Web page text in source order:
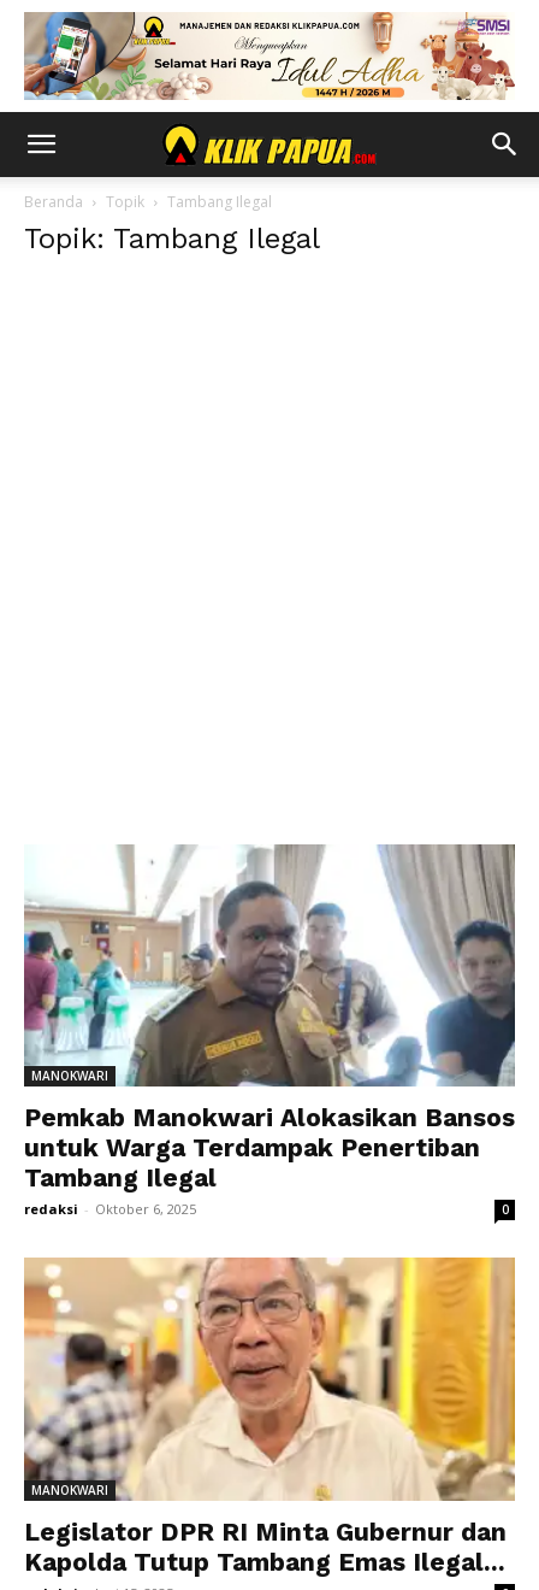
Beranda Topik Tambang Ilegal
Topik: Tambang Ilegal
MANOKWARI
Pemkab Manokwari Alokasikan Bansos
untuk Warga Terdampak Penertiban
Tambang Ilegal
redaksi - Oktober 6, 2025 0
MANOKWARI
Legislator DPR RI Minta Gubernur dan
Kapolda Tutup Tambang Emas Ilegal...